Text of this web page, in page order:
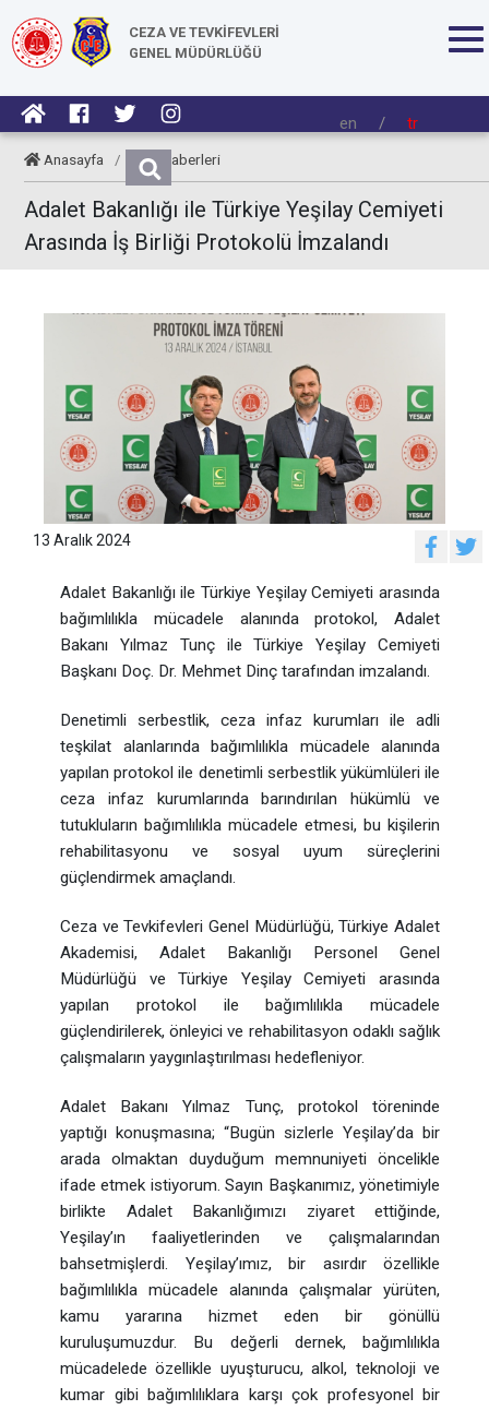
CEZA VE TEVKİFEVLERİ
GENEL MÜDÜRLÜĞÜ
en / tr
Anasayfa / CTE Haberleri
Adalet Bakanlığı ile Türkiye Yeşilay Cemiyeti
Arasında İş Birliği Protokolü İmzalandı
13 Aralık 2024
Adalet Bakanlığı ile Türkiye Yeşilay Cemiyeti arasında
bağımlılıkla mücadele alanında protokol, Adalet
Bakanı Yılmaz Tunç ile Türkiye Yeşilay Cemiyeti
Başkanı Doç. Dr. Mehmet Dinç tarafından imzalandı.
Denetimli serbestlik, ceza infaz kurumları ile adli
teşkilat alanlarında bağımlılıkla mücadele alanında
yapılan protokol ile denetimli serbestlik yükümlüleri ile
ceza infaz kurumlarında barındırılan hükümlü ve
tutukluların bağımlılıkla mücadele etmesi, bu kişilerin
rehabilitasyonu ve sosyal uyum süreçlerini
güçlendirmek amaçlandı.
Ceza ve Tevkifevleri Genel Müdürlüğü, Türkiye Adalet
Akademisi, Adalet Bakanlığı Personel Genel
Müdürlüğü ve Türkiye Yeşilay Cemiyeti arasında
yapılan protokol ile bağımlılıkla mücadele
güçlendirilerek, önleyici ve rehabilitasyon odaklı sağlık
çalışmaların yaygınlaştırılması hedefleniyor.
Adalet Bakanı Yılmaz Tunç, protokol töreninde
yaptığı konuşmasına; “Bugün sizlerle Yeşilay’da bir
arada olmaktan duyduğum memnuniyeti öncelikle
ifade etmek istiyorum. Sayın Başkanımız, yönetimiyle
birlikte Adalet Bakanlığımızı ziyaret ettiğinde,
Yeşilay’ın faaliyetlerinden ve çalışmalarından
bahsetmişlerdi. Yeşilay’ımız, bir asırdır özellikle
bağımlılıkla mücadele alanında çalışmalar yürüten,
kamu yararına hizmet eden bir gönüllü
kuruluşumuzdur. Bu değerli dernek, bağımlılıkla
mücadelede özellikle uyuşturucu, alkol, teknoloji ve
kumar gibi bağımlılıklara karşı çok profesyonel bir